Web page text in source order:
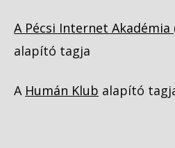
A Pécsi Internet Akadémia
alapító tagja
A Humán Klub alapító